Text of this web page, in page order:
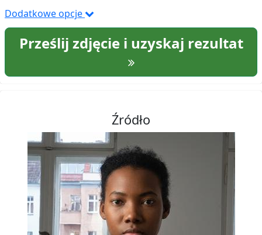
Dodatkowe opcje
Prześlij zdjęcie i uzyskaj rezultat
Źródło